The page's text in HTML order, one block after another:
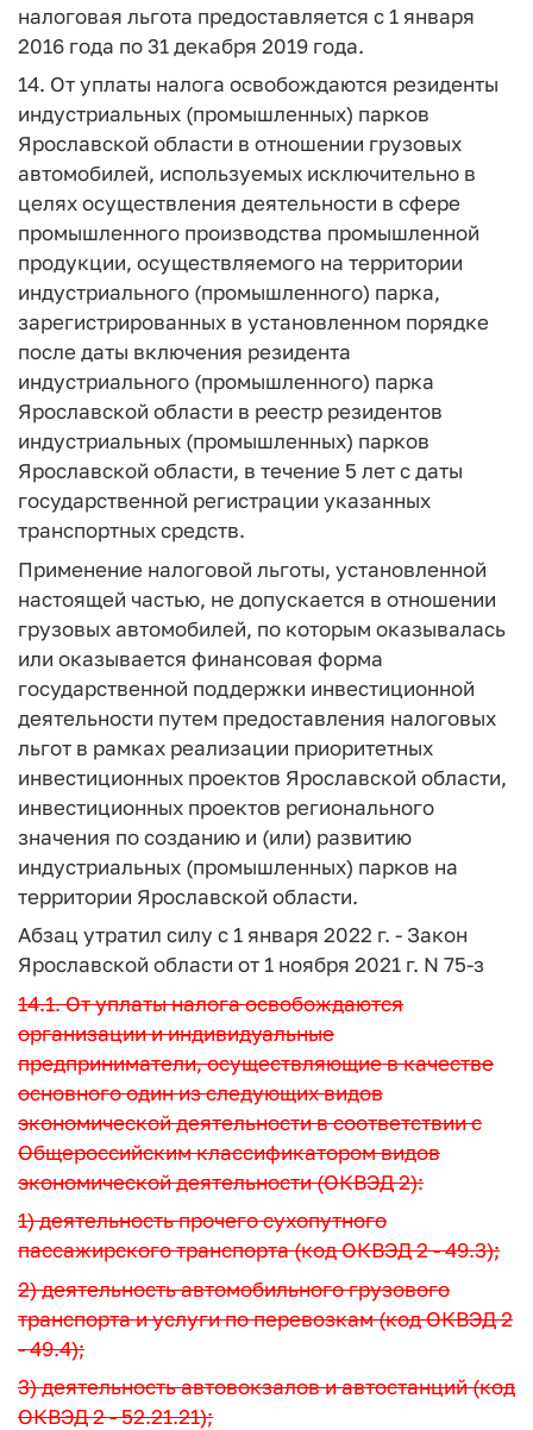
налоговая льгота предоставляется с 1 января
2016 года по 31 декабря 2019 года.
14. От уплаты налога освобождаются резиденты
индустриальных (промышленных) парков
Ярославской области в отношении грузовых
автомобилей, используемых исключительно в
целях осуществления деятельности в сфере
промышленного производства промышленной
продукции, осуществляемого на территории
индустриального (промышленного) парка,
зарегистрированных в установленном порядке
после даты включения резидента
индустриального (промышленного) парка
Ярославской области в реестр резидентов
индустриальных (промышленных) парков
Ярославской области, в течение 5 лет с даты
государственной регистрации указанных
транспортных средств.
Применение налоговой льготы, установленной
настоящей частью, не допускается в отношении
грузовых автомобилей, по которым оказывалась
или оказывается финансовая форма
государственной поддержки инвестиционной
деятельности путем предоставления налоговых
льгот в рамках реализации приоритетных
инвестиционных проектов Ярославской области,
инвестиционных проектов регионального
значения по созданию и (или) развитию
индустриальных (промышленных) парков на
территории Ярославской области.
Абзац утратил силу с 1 января 2022 г. - Закон
Ярославской области от 1 ноября 2021 г. N 75-з
14.1. От уплаты налога освобождаются
организации и индивидуальные
предприниматели, осуществляющие в качестве
основного один из следующих видов
экономической деятельности в соответствии с
Общероссийским классификатором видов
экономической деятельности (ОКВЭД 2):
1) деятельность прочего сухопутного
пассажирского транспорта (код ОКВЭД 2 - 49.3);
2) деятельность автомобильного грузового
транспорта и услуги по перевозкам (код ОКВЭД 2
- 49.4);
3) деятельность автовокзалов и автостанций (код
ОКВЭД 2 - 52.21.21);